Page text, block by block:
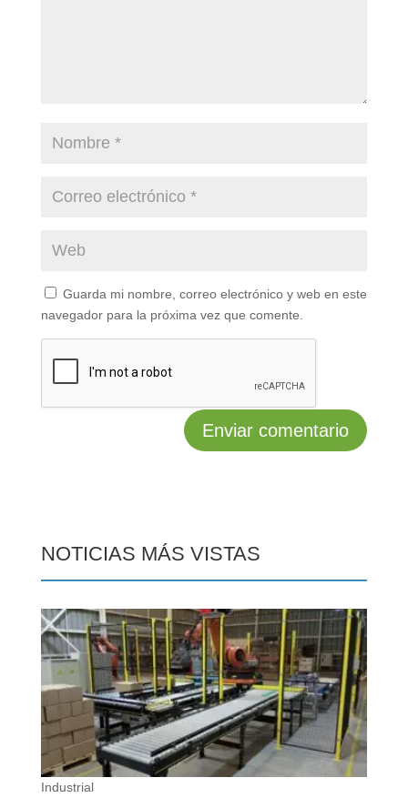
Guarda mi nombre, correo electrónico y web en este
navegador para la próxima vez que comente.
NOTICIAS MÁS VISTAS